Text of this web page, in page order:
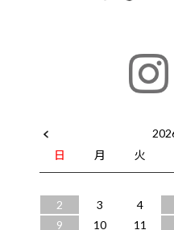
日
月 火
2
3 4
9
10 11